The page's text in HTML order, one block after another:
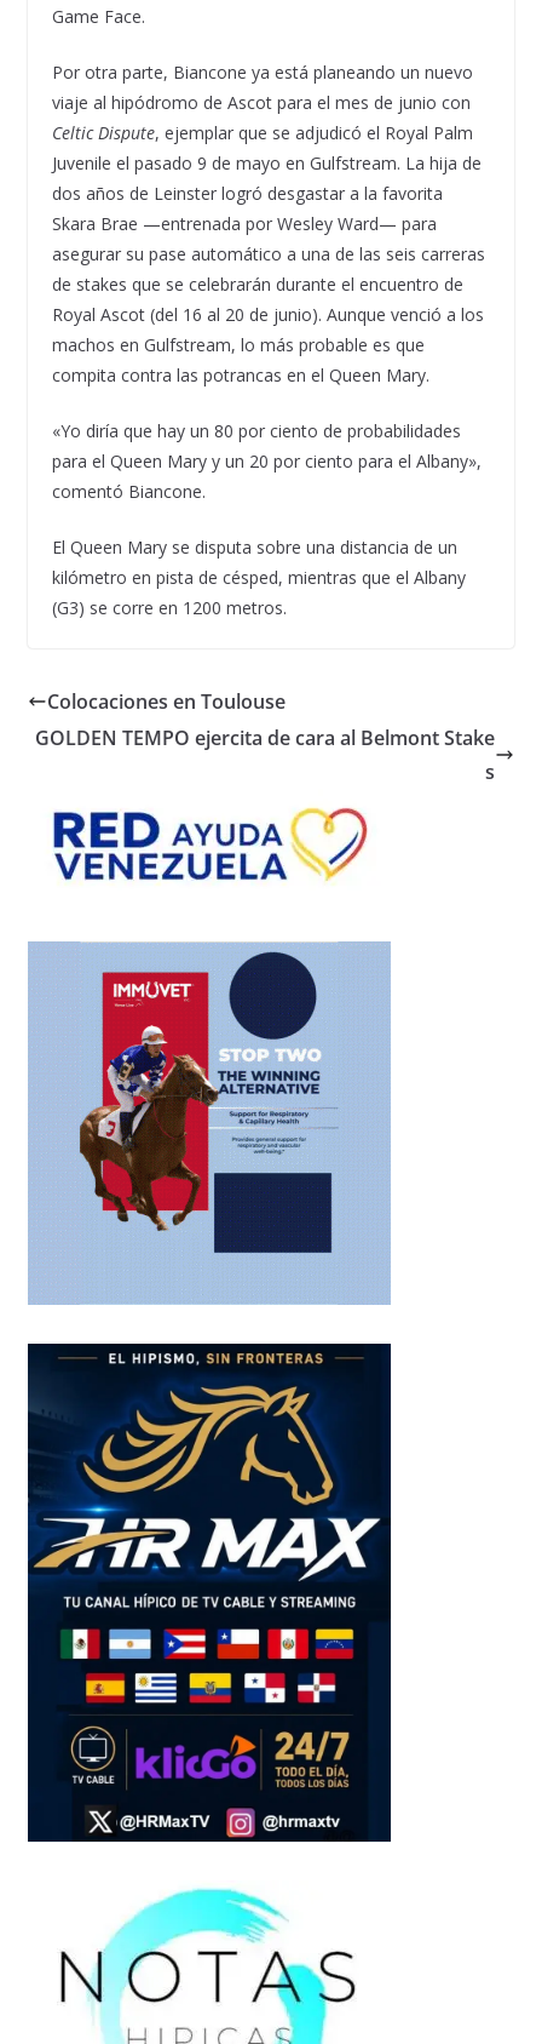
Game Face.
Por otra parte, Biancone ya está planeando un nuevo
viaje al hipódromo de Ascot para el mes de junio con
Celtic Dispute, ejemplar que se adjudicó el Royal Palm
Juvenile el pasado 9 de mayo en Gulfstream. La hija de
dos años de Leinster logró desgastar a la favorita
Skara Brae —entrenada por Wesley Ward— para
asegurar su pase automático a una de las seis carreras
de stakes que se celebrarán durante el encuentro de
Royal Ascot (del 16 al 20 de junio). Aunque venció a los
machos en Gulfstream, lo más probable es que
compita contra las potrancas en el Queen Mary.
«Yo diría que hay un 80 por ciento de probabilidades
para el Queen Mary y un 20 por ciento para el Albany»,
comentó Biancone.
El Queen Mary se disputa sobre una distancia de un
kilómetro en pista de césped, mientras que el Albany
(G3) se corre en 1200 metros.
Colocaciones en Toulouse
GOLDEN TEMPO ejercita de cara al Belmont Stake
s